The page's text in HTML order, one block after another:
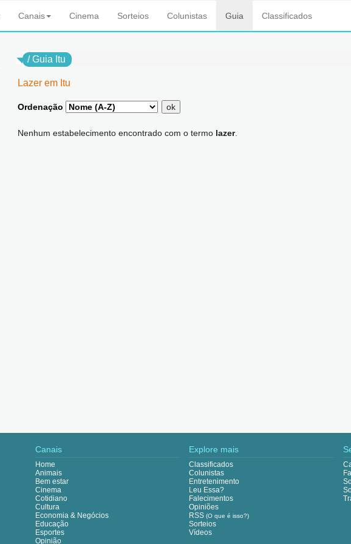
Canais Cinema Sorteios Colunistas Guia Classificados
/Guia Itu
Lazer em Itu
Ordenação ok
Nenhum estabelecimento encontrado com o termo lazer.
Canais
Home
Animais
Bem estar
Cinema
Cotidiano
Cultura
Economia & Negócios
Educação
Esportes
Opinião
Explore mais
Classificados
Colunistas
Entretenimento
Leu Essa?
Falecimentos
Opiniões
RSS (O que é isso?)
Sorteios
Vídeos